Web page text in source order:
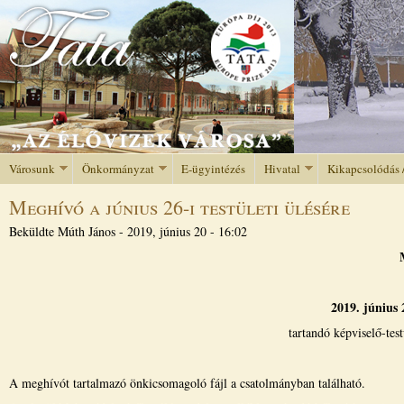
Jump to navigation
Városunk Önkormányzat E-ügyintézés Hivatal Kikapcsolódás
Meghívó a június 26-i testületi ülésére
Beküldte Múth János - 2019, június 20 - 16:02
2019. június
tartandó képviselő-
A meghívót tartalmazó önkicsomagoló fájl a csatolmányban található.